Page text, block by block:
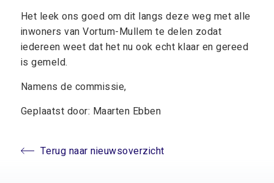
Het leek ons goed om dit langs deze weg met alle
inwoners van Vortum-Mullem te delen zodat
iedereen weet dat het nu ook echt klaar en gereed
is gemeld.
Namens de commissie,
Geplaatst door: Maarten Ebben
Terug naar nieuwsoverzicht